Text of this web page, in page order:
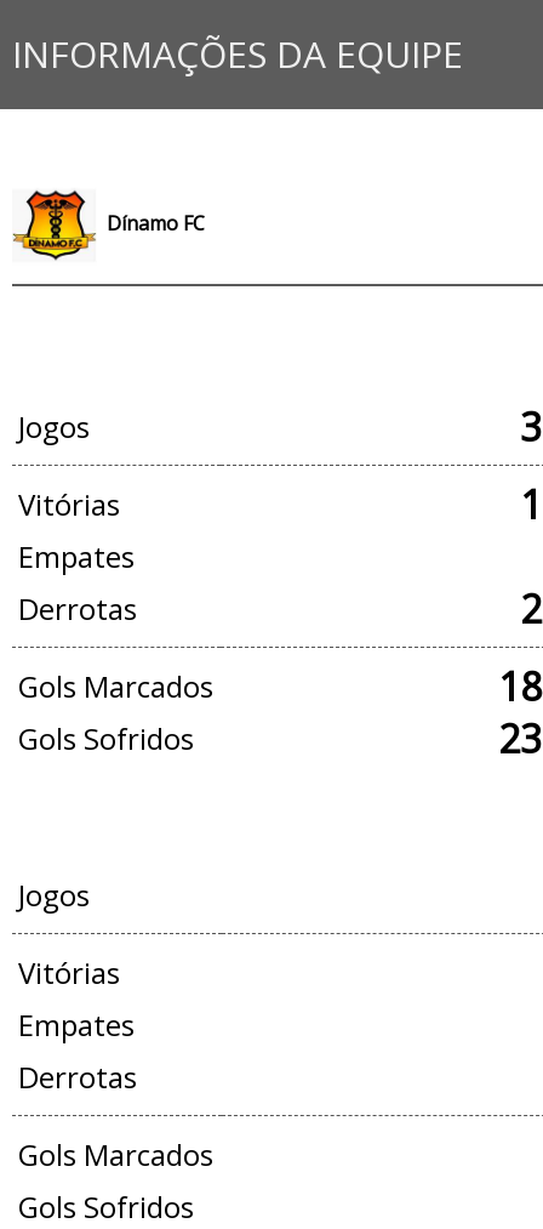
INFORMAÇÕES DA EQUIPE
Dínamo FC
Jogos
Vitórias
Empates
Derrotas
Gols Marcados
Gols Sofridos
Jogos
Vitórias
Empates
Derrotas
Gols Marcados
Gols Sofridos